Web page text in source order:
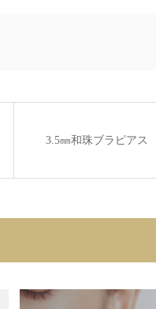
3.5㎜和珠ブラピアス